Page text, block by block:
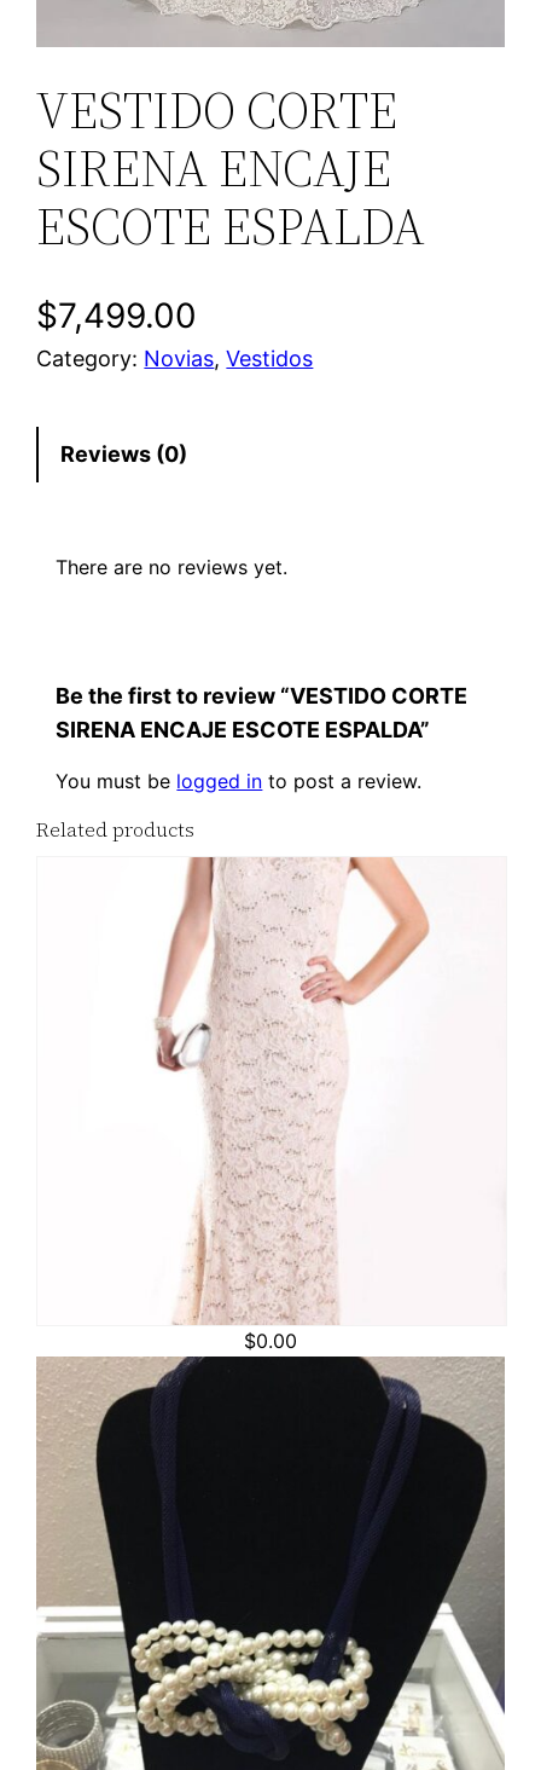
VESTIDO CORTE
SIRENA ENCAJE
ESCOTE ESPALDA
$7,499.00
Category: Novias, Vestidos
Reviews (0)
There are no reviews yet.
Be the first to review “VESTIDO CORTE
SIRENA ENCAJE ESCOTE ESPALDA”
You must be logged in to post a review.
Related products
$0.00